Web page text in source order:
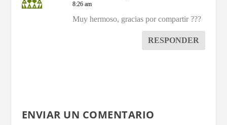
8:26 am
Muy hermoso, gracias por compartir ???
RESPONDER
ENVIAR UN COMENTARIO